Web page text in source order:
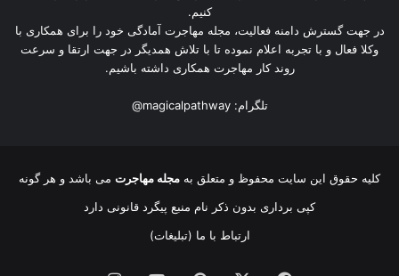
کنیم.
در جهت گسترش دامنه فعالیت، مجله مهاجرت آمادگی خود را برای همکاری با
وکلا فعال و با تجربه اعلام نموده تا با تلاش همدیگر در جهت ارتقا و سرعت
روند کار مهاجرت همکاری داشته باشیم.
تلگرام:@magicalpathway
کلیه حقوق این سایت محفوظ و متعلق به مجله مهاجرت می باشد و هر گونه
کپی برداری بدون ذکر نام منبع پیگرد قانونی دارد
ارتباط با ما (تبلیغات)